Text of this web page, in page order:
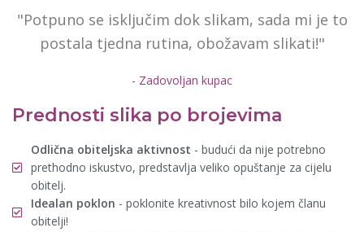
"Potpuno se isključim dok slikam, sada mi je to
postala tjedna rutina, obožavam slikati!"
- Zadovoljan kupac
Prednosti slika po brojevima
Odlična obiteljska aktivnost - budući da nije potrebno
prethodno iskustvo, predstavlja veliko opuštanje za cijelu
obitelj.
Idealan poklon - poklonite kreativnost bilo kojem članu
obitelji!